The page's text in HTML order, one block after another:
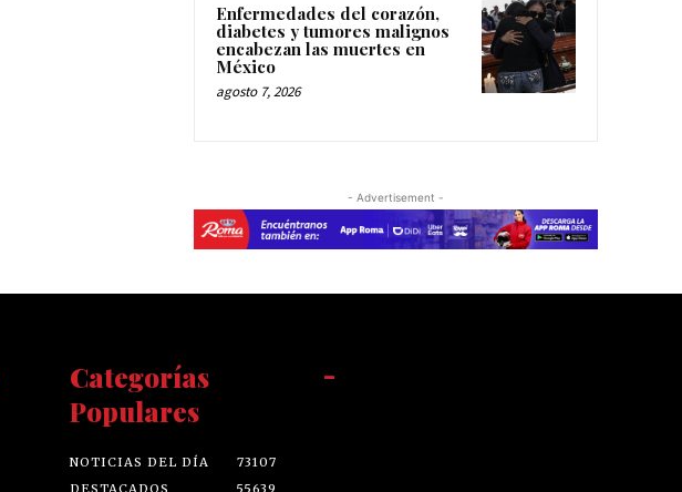
Enfermedades del corazón,
diabetes y tumores malignos
encabezan las muertes en
México
agosto 7, 2026
- Advertisement -
Categorías
Populares
NOTICIAS DEL DÍA
73107
-